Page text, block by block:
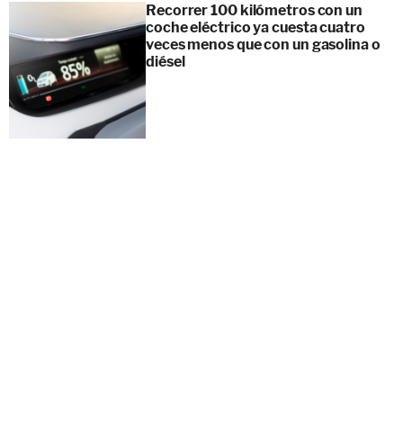
Recorrer 100 kilómetros con un
coche eléctrico ya cuesta cuatro
veces menos que con un gasolina o
diésel